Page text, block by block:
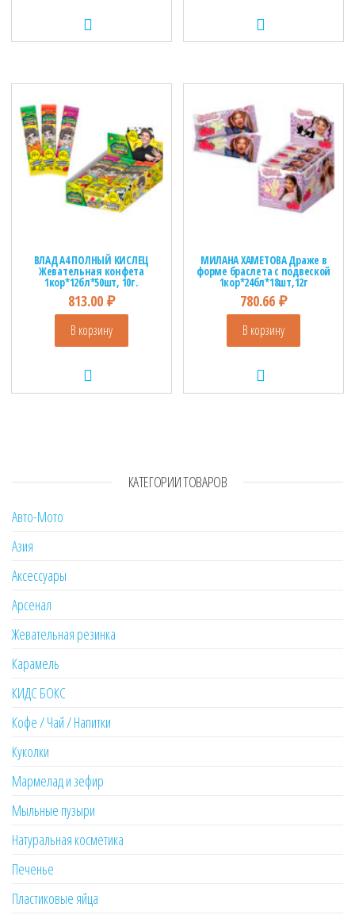
ВЛАД А4 ПОЛНЫЙ КИСЛЕЦ
Жевательная конфета
1кор*12бл*50шт, 10г.
813.00 ₽
В корзину
МИЛАНА ХАМЕТОВА Драже в
форме браслета с подвеской
1кор*24бл*18шт,12г
780.66₽
В корзину
КАТЕГОРИИ ТОВАРОВ
Авто-Мото
Азия
Аксессуары
Арсенал
Жевательная резинка
Карамель
КИДС БОКС
Кофе / Чай / Напитки
Куколки
Мармелад и зефир
Мыльные пузыри
Натуральная косметика
Печенье
Пластиковые яйца